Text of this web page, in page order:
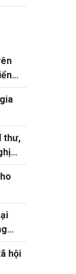
thư,
hội